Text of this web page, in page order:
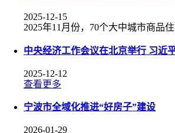
2025-12-15
2025年11月份，70个大中城市商品
中央经济工作会议在北京举行 习近
2025-12-12
查看更多
宁波市全域化推进“好房子”建设
2026-01-29